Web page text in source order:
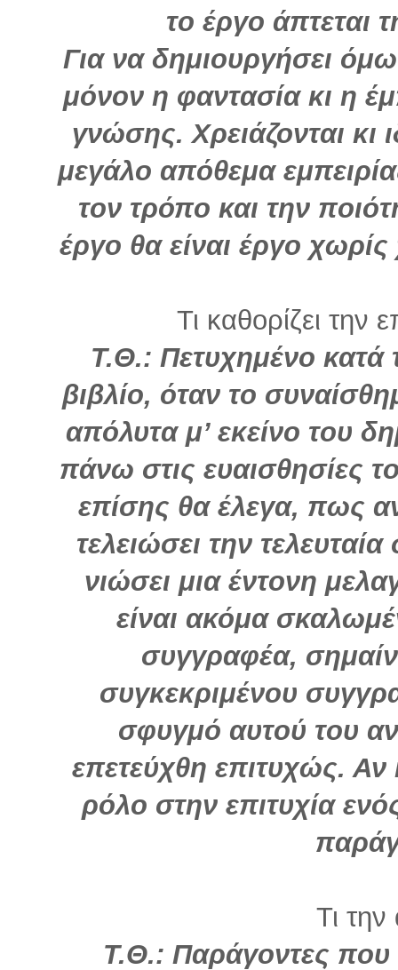
το έργο άπτεται
Για να δημιουργήσει
μόνον η φαντασία κι η
γνώσης. Χρειάζονται κι
μεγάλο απόθεμα
τον τρόπο και την
έργο θα είναι έργο
Τι καθορίζει την
Τ.Θ.: Πετυχημένο κατά
βιβλίο, όταν το
απόλυτα μ’ εκείνο του
πάνω στις ευαισθησίες
επίσης θα έλεγα, πως
τελειώσει την τελευταία
νιώσει μια έντονη
είναι ακόμα
συγγραφέα,
συγκεκριμένου
σφυγμό αυτού του
επετεύχθη επιτυχώς.
ρόλο στην επιτυχία
Τι
Τ.Θ.: Παράγοντες που